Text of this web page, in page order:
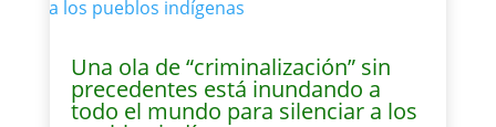
Una ola de “criminalización” sin
precedentes está inundando a
todo el mundo para silenciar a los